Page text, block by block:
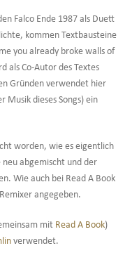
Falco Ende 1987 als Duett
kommen Textbausteine
you already broke walls of
als Co-Autor des Textes
Gründen verwendet hier
Musik dieses Songs) ein
worden, wie es eigentlich
abgemischt und der
Wie auch bei Read A Book
angegeben.
mit Read A Book)
verwendet.